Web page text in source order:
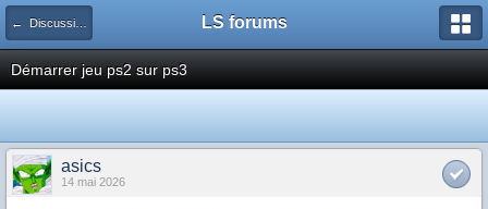
← Discussions générales (jeux, hardware...) LS forums
Démarrer jeu ps2 sur ps3
asics
14 mai 2026